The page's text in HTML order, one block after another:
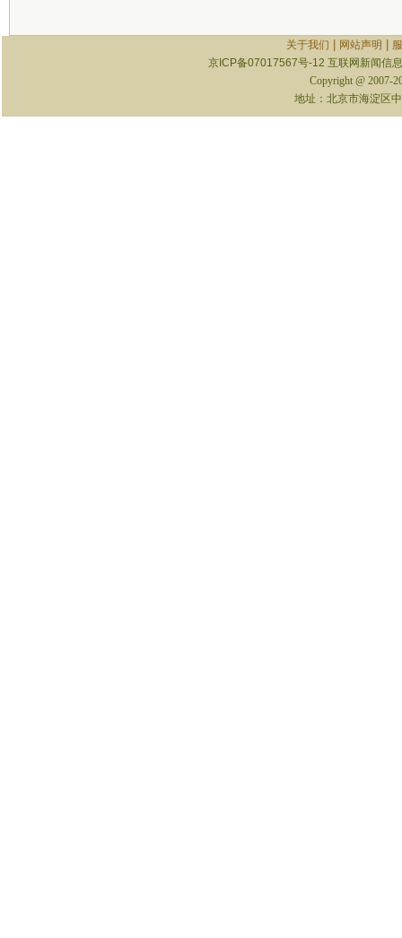
关于我们 网站声明
京ICP备07017567号-12 互联网新闻信
Copyright @ 2007-
地址：北京市海淀区